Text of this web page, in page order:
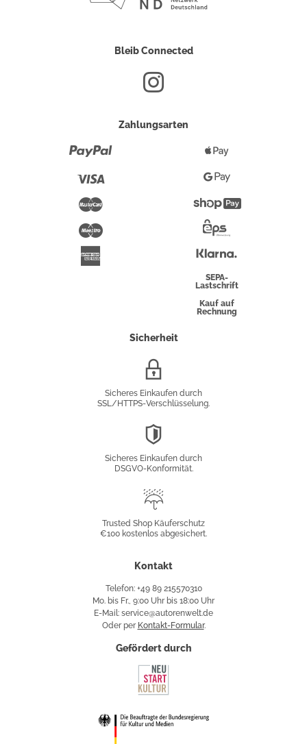
Bleib Connected
Zahlungsarten
Maestro
Pay
Google
Pay
Überweisung
SEPA-
Lastschrift
Kauf auf
Rechnung
Sicherheit
Sicheres Einkaufen durch
SSL/HTTPS-Verschlüsselung.
Sicheres Einkaufen durch
DSGVO-Konformität.
Käuferschutz
Trusted Shop Käuferschutz
€100 kostenlos abgesichert.
Kontakt
Telefon: +49 89 215570310
Mo. bis Fr., 9:00 Uhr bis 18:00 Uhr
E-Mail: service@autorenwelt.de
Oder per Kontakt-Formular.
Gefördert durch